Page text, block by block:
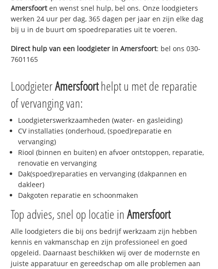
Amersfoorten wenst snel hulp, bel ons. Onze loodgieters
werken 24 uur per dag, 365 dagen per jaar en zijn elke dag
bij u in de buurt om spoedreparaties uit te voeren.
Direct hulp van een loodgieter inAmersfoort: bel ons 030-
7601165
LoodgieterAmersfoorthelpt u met de reparatie
of vervanging van:
Loodgieterswerkzaamheden (water- en gasleiding)
CV installaties (onderhoud, (spoed)reparatie en
vervanging)
Riool (binnen en buiten) en afvoer ontstoppen, reparatie,
renovatie en vervanging
Dak(spoed)reparaties en vervanging (dakpannen en
dakleer)
Dakgoten reparatie en schoonmaken
Top advies, snel op locatie inAmersfoort
Alle loodgieters die bij ons bedrijf werkzaam zijn hebben
kennis en vakmanschap en zijn professioneel en goed
opgeleid. Daarnaast beschikken wij over de modernste en
juiste apparatuur en gereedschap om alle problemen aan